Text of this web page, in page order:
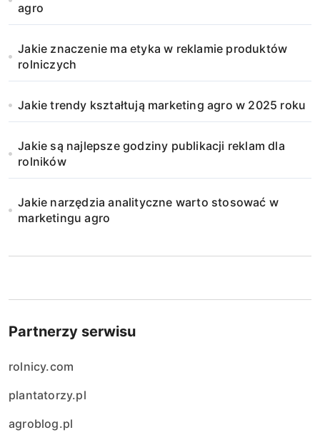
agro
Jakie znaczenie ma etyka w reklamie produktów
rolniczych
Jakie trendy kształtują marketing agro w 2025 roku
Jakie są najlepsze godziny publikacji reklam dla
rolników
Jakie narzędzia analityczne warto stosować w
marketingu agro
Partnerzy serwisu
rolnicy.com
plantatorzy.pl
agroblog.pl